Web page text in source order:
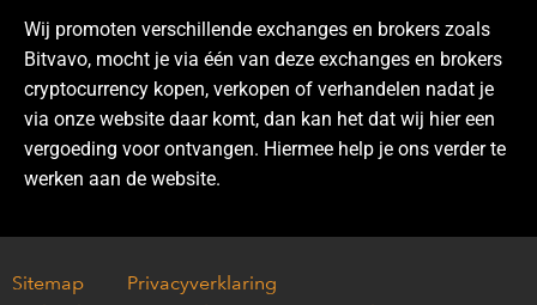
Wij promoten verschillende exchanges en brokers zoals
Bitvavo, mocht je via één van deze exchanges en brokers
cryptocurrency kopen, verkopen of verhandelen nadat je
via onze website daar komt, dan kan het dat wij hier een
vergoeding voor ontvangen. Hiermee help je ons verder te
werken aan de website.
Sitemap
Privacyverklaring